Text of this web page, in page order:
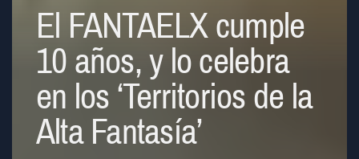
El FANTAELX cumple
10 años, y lo celebra
en los ‘Territorios de la
Alta Fantasía’